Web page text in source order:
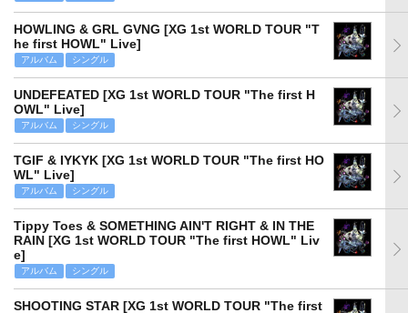
HOWLING & GRL GVNG [XG 1st WORLD TOUR "T
he first HOWL" Live]
アルバム シングル
UNDEFEATED [XG 1st WORLD TOUR "The first H
OWL" Live]
アルバム シングル
TGIF & IYKYK [XG 1st WORLD TOUR "The first HO
WL" Live]
アルバム シングル
Tippy Toes & SOMETHING AIN'T RIGHT & IN THE
RAIN [XG 1st WORLD TOUR "The first HOWL" Liv
e]
アルバム シングル
SHOOTING STAR [XG 1st WORLD TOUR "The first